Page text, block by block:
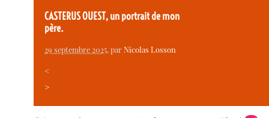
CASTERUS OUEST, un portrait de mon
père.
29 septembre 2025, parNicolas Losson
<
>